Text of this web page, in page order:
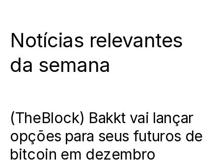
Notícias relevantes
da semana
(TheBlock) Bakkt vai lançar
opções para seus futuros de
bitcoin em dezembro